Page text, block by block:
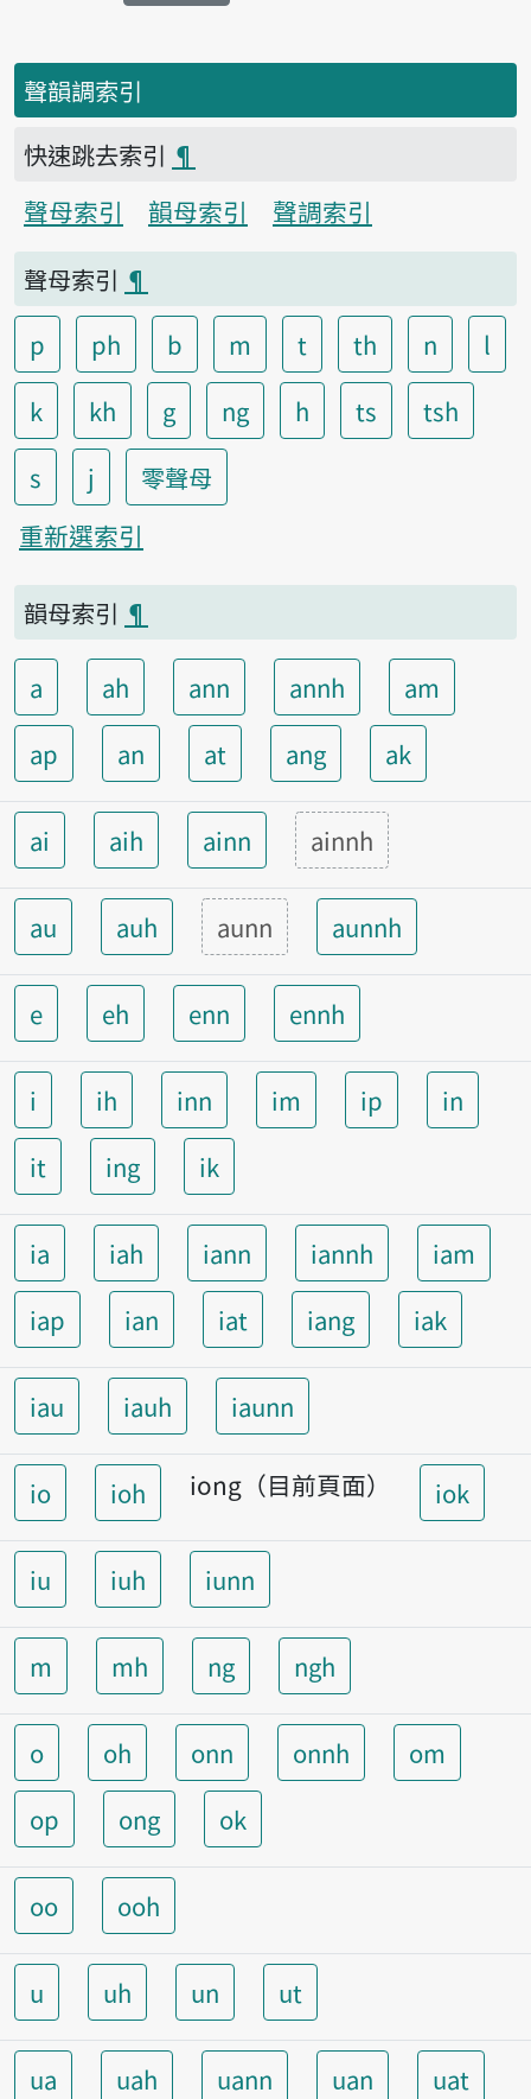
聲韻調索引
快速跳去索引 ¶
聲母索引
韻母索引
聲調索引
聲母索引 ¶
p
ph b m t th n
l
k
kh g ng h ts
tsh
s
j
零聲母
重新選索引
韻母索引 ¶
a ah ann annh
am
ap
an at ang ak
ai aih ainn ainnh
au auh aunn aunnh
e eh enn ennh
i ih inn im ip
in
it
ing ik
ia iah iann iannh
iam
iap
ian iat iang iak
iau iauh iaunn
io ioh iong（目前頁面） iok
iu iuh iunn
m mh ng ngh
o oh onn onnh
om
op
ong ok
oo ooh
u uh un ut
ua uah uann uan
uat